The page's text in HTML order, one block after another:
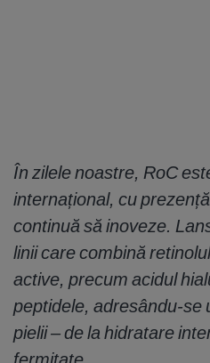
În zilele noastre, RoC
internațional, cu
continuă să inoveze.
linii care combină
active, precum acidul
peptidele, adresându-se
pielii – de la hidratare